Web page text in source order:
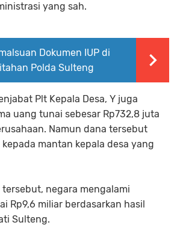
yang sah.
Dokumen IUP di
Polda Sulteng
Plt Kepala Desa, Y juga
uang tunai sebesar Rp732,8 juta
Namun dana tersebut
mantan kepala desa yang
negara mengalami
Rp9,6 miliar berdasarkan hasil
Sulteng.